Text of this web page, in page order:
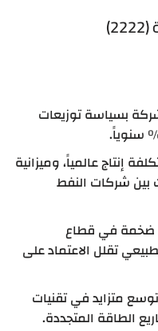
بسياسة توزيعات
إنتاج عالمياً، وميزانية
بين شركات النفط
ضخمة في قطاع
تقلل الاعتماد على
متزايد في تقنيات
الطاقة المتجددة.